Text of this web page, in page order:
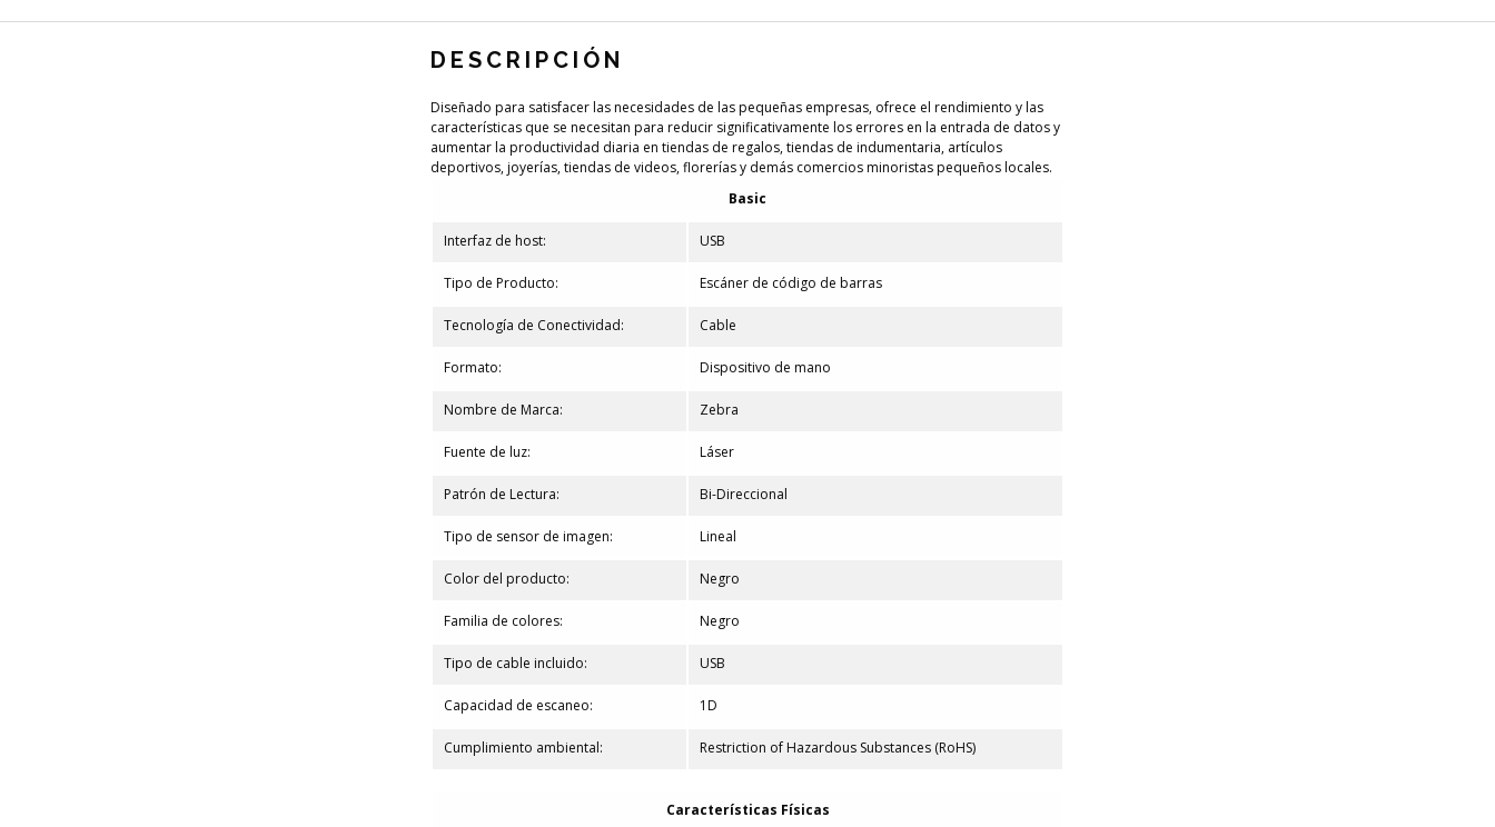
DESCRIPCIÓN
Diseñado para satisfacer las necesidades de las pequeñas empresas, ofrece el rendimiento y las
características que se necesitan para reducir significativamente los errores en la entrada de datos y
aumentar la productividad diaria en tiendas de regalos, tiendas de indumentaria, artículos
deportivos, joyerías, tiendas de videos, florerías y demás comercios minoristas pequeños locales.
Basic
Interfaz de host: USB
Tipo de Producto: Escáner de código de barras
Tecnología de Conectividad: Cable
Formato: Dispositivo de mano
Nombre de Marca: Zebra
Fuente de luz: Láser
Patrón de Lectura: Bi-Direccional
Tipo de sensor de imagen: Lineal
Color del producto: Negro
Familia de colores: Negro
Tipo de cable incluido: USB
Capacidad de escaneo: 1D
Cumplimiento ambiental: Restriction of Hazardous Substances (RoHS)
Características Físicas